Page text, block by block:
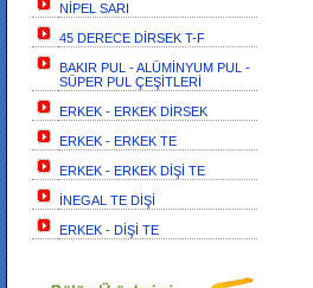
NİPEL SARI
45 DERECE DİRSEK T-F
BAKIR PUL - ALÜMİNYUM PUL -
SÜPER PUL ÇEŞİTLERİ
ERKEK - ERKEK DİRSEK
ERKEK - ERKEK TE
ERKEK - ERKEK DİŞİ TE
İNEGAL TE DİŞİ
ERKEK - DİŞİ TE